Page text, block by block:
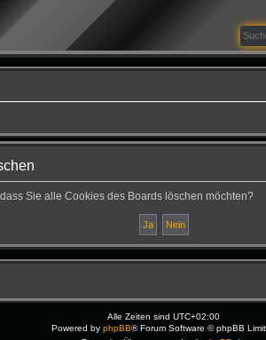
Sie alle Cookies des Boards löschen möchten?
Alle Zeiten sind UTC+02:00
Powered by phpBB® Forum Software © phpBB